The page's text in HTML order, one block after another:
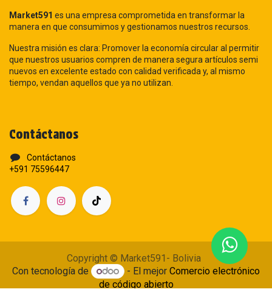
Market591 es una empresa comprometida en transformar la
manera en que consumimos y gestionamos nuestros recursos.
Nuestra misión es clara: Promover la economía circular al permitir
que nuestros usuarios compren de manera segura artículos semi
nuevos en excelente estado con calidad verificada y, al mismo
tiempo, vendan aquellos que ya no utilizan.
Contáctanos
Contáctanos
+591 75596447
Copyright © Market591- Bolivia
Con tecnología de
- El mejor Comercio electrónico
de código abierto